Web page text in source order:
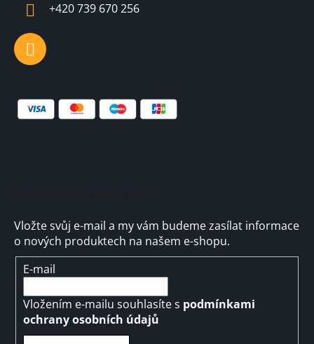
+420 739 670 256
Vložte svůj e-mail a my vám budeme zasílat informace
o nových produktech na našem e-shopu.
E-mail
Vložením e-mailu souhlasíte s podmínkami
ochrany osobních údajů